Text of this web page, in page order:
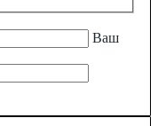
Ваш